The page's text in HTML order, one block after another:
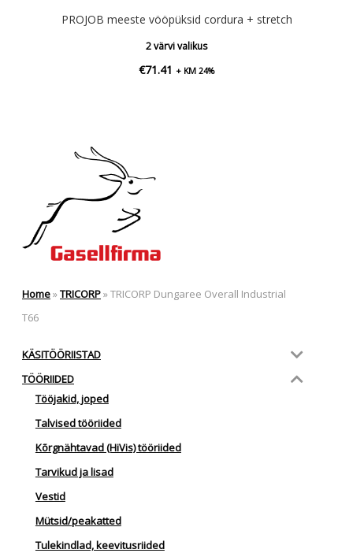
PROJOB meeste vööpüksid cordura + stretch
2 värvi valikus
€71.41 + KM 24%
Home»TRICORP»TRICORP Dungaree Overall Industrial
T66
KÄSITÖÖRIISTAD
TÖÖRIIDED
Tööjakid, joped
Talvised tööriided
Kõrgnähtavad (HiVis) tööriided
Tarvikud ja lisad
Vestid
Mütsid/peakatted
Tulekindlad, keevitusriided